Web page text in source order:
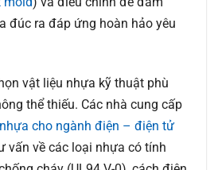
đúc ra đáp ứng hoàn hảo yêu
vật liệu nhựa kỹ thuật phù
thể thiếu. Các nhà cung cấp
cho ngành điện – điện tử
vấn về các loại nhựa có tính